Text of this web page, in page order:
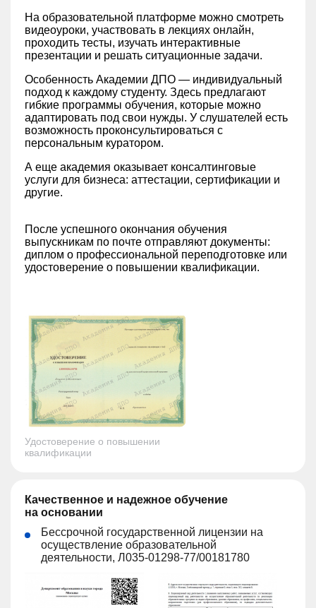
На образовательной платформе можно смотреть
видеоуроки, участвовать в лекциях онлайн,
проходить тесты, изучать интерактивные
презентации и решать ситуационные задачи.
Особенность Академии ДПО — индивидуальный
подход к каждому студенту. Здесь предлагают
гибкие программы обучения, которые можно
адаптировать под свои нужды. У слушателей есть
возможность проконсультироваться с
персональным куратором.
А еще академия оказывает консалтинговые
услуги для бизнеса: аттестации, сертификации и
другие.
После успешного окончания обучения
выпускникам по почте отправляют документы:
диплом о профессиональной переподготовке или
удостоверение о повышении квалификации.
Удостоверение о повышении
квалификации
Качественное и надежное обучение
на основании
Бессрочной государственной лицензии на
осуществление образовательной
деятельности, Л035-01298-77/00181780